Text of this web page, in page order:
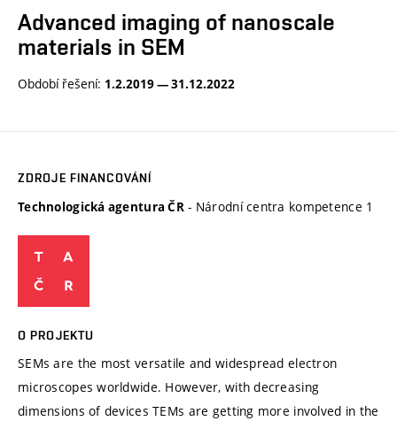
Advanced imaging of nanoscale
materials in SEM
Období řešení: 1.2.2019 — 31.12.2022
ZDROJE FINANCOVÁNÍ
Technologická agentura ČR - Národní centra kompetence 1
O PROJEKTU
SEMs are the most versatile and widespread electron
microscopes worldwide. However, with decreasing
dimensions of devices TEMs are getting more involved in the